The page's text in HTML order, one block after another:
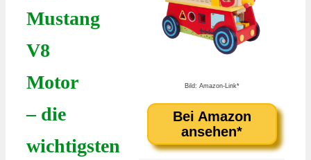
Mustang
V8
Motor
– die
wichtigsten
Bild: Amazon-Link*
Bei Amazon
ansehen*